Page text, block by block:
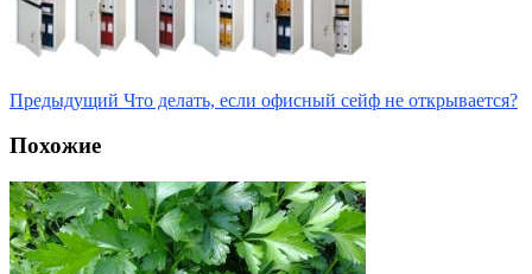
Предыдущий Что делать, если офисный сейф не открывается?
Похожие